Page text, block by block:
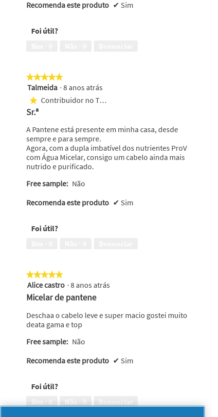
Recomenda este produto ✔ Sim
Foi útil?
★★★★★
★★★★★
5
em
estrelas.
Talmeida · 8 anos atrás
★ Contribuidor no Top 25
Sr.ª
A Pantene está presente em minha casa, desde
sempre e para sempre.
Agora, com a dupla imbatível dos nutrientes ProV
com Água Micelar, consigo um cabelo ainda mais
nutrido e purificado.
Free sample: Não
Recomenda este produto ✔ Sim
Foi útil?
★★★★★
★★★★★
5
em
estrelas.
Alice castro · 8 anos atrás
Micelar de pantene
Deschaa o cabelo leve e super macio gostei muito
deata gama e top
Free sample: Não
Recomenda este produto ✔ Sim
Foi útil?
Sim · 0 Não · 0 Denunciar